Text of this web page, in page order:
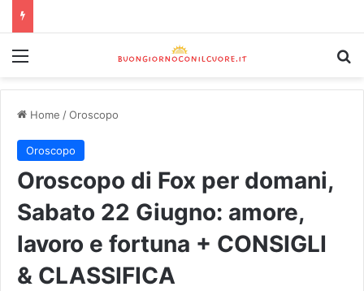
Home /Oroscopo
Oroscopo
Oroscopo di Fox per domani,
Sabato 22 Giugno: amore,
lavoro e fortuna + CONSIGLI
& CLASSIFICA